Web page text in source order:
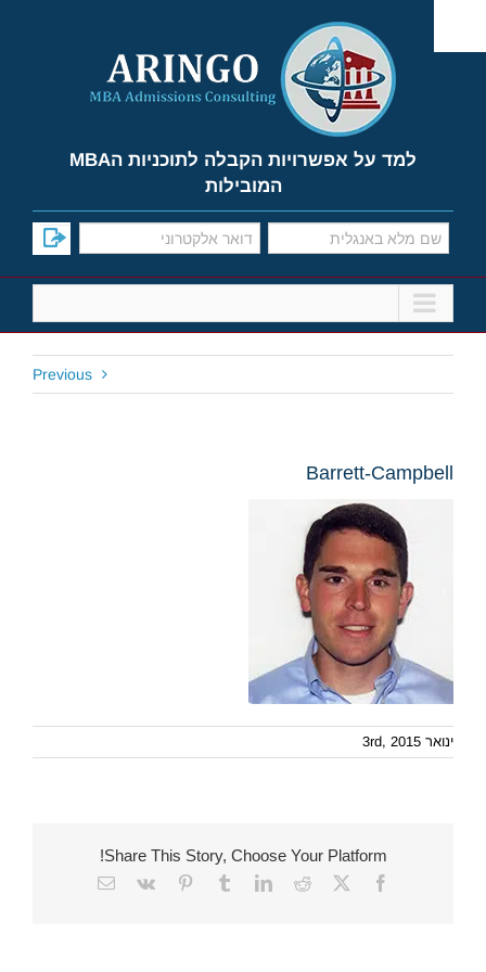
content
למד על אפשרויות הקבלה לתוכניות הMBA
המובילות
Previous
Barrett-Campbell
ינואר 3rd, 2015
Share This Story, Choose Your Platform!
Facebook
X
Reddit
LinkedIn
Tumblr
Pinterest
Vk
Email